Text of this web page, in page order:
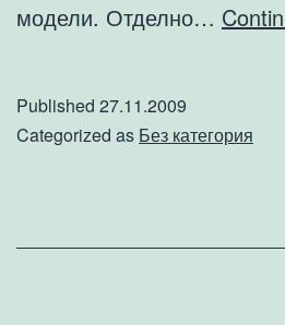
модели. Отделно…
Published 27.11.2009
Categorized as Без категория